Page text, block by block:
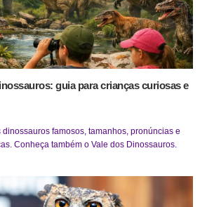
guia para crianças curiosas e
famosos, tamanhos, pronúncias e
Conheça também o Vale dos Dinossauros.